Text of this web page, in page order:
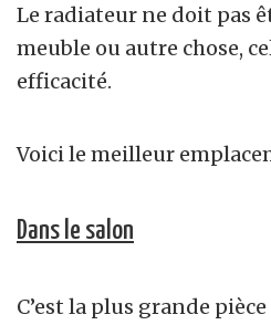
Le radiateur ne doit pas
meuble ou autre chose,
efficacité.
Voici le meilleur
Dans le salon
C’est la plus grande